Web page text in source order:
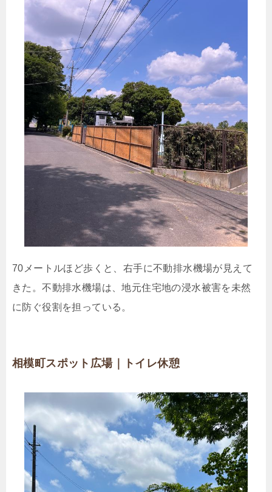
70メートルほど歩くと、右手に不動排水機場が見えて
きた。不動排水機場は、地元住宅地の浸水被害を未然
に防ぐ役割を担っている。
相模町スポット広場｜トイレ休憩